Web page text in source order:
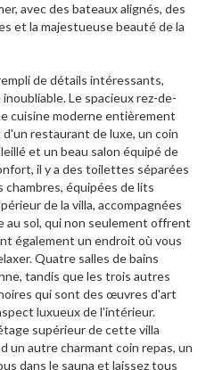
avec des bateaux alignés, des
et la majestueuse beauté de la
de détails intéressants,
Le spacieux rez-de-
cuisine moderne entièrement
restaurant de luxe, un coin
et un beau salon équipé de
il y a des toilettes séparées
chambres, équipées de lits
de la villa, accompagnées
au sol, qui non seulement offrent
également un endroit où vous
Quatre salles de bains
tandis que les trois autres
qui sont des œuvres d'art
luxueux de l'intérieur.
supérieur de cette villa
un autre charmant coin repas, un
dans le sauna et laissez tous